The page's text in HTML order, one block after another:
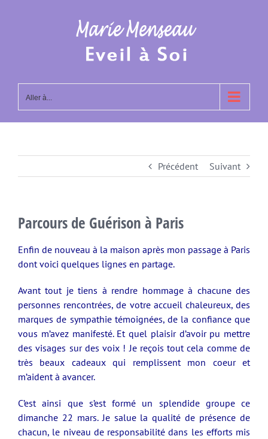
Aller à...
Précédent Suivant
Parcours de Guérison à Paris
Enfin de nouveau à la maison après mon passage à Paris
dont voici quelques lignes en partage.
Avant tout je tiens à rendre hommage à chacune des
personnes rencontrées, de votre accueil chaleureux, des
marques de sympathie témoignées, de la confiance que
vous m’avez manifesté. Et quel plaisir d’avoir pu mettre
des visages sur des voix ! Je reçois tout cela comme de
très beaux cadeaux qui remplissent mon coeur et
m’aident à avancer.
C’est ainsi que s’est formé un splendide groupe ce
dimanche 22 mars. Je salue la qualité de présence de
chacun, le niveau de responsabilité dans les efforts mis